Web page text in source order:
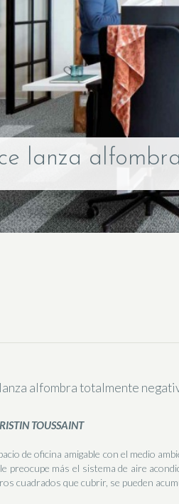
lanza
alfombra totalmente
TOUSSAINT
de oficina amigable con el medio
preocupe más el sistema de aire
cuadrados que cubrir, se pueden